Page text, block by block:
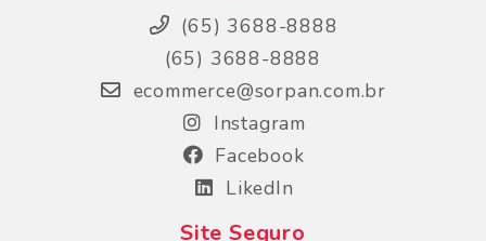
(65) 3688-8888
(65) 3688-8888
ecommerce@sorpan.com.br
Instagram
Facebook
LikedIn
Site Seguro